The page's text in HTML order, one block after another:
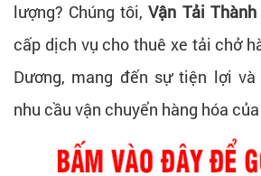
lượng? Chúng tôi,Vận Tải
cấp dịch vụ cho thuê xe tải chở
Dương, mang đến sự tiện lợi
nhu cầu vận chuyển hàng hóa